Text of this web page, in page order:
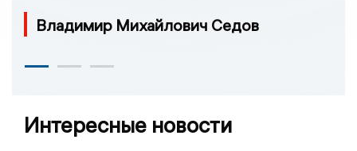
Владимир Михайлович Седов
Интересные новости